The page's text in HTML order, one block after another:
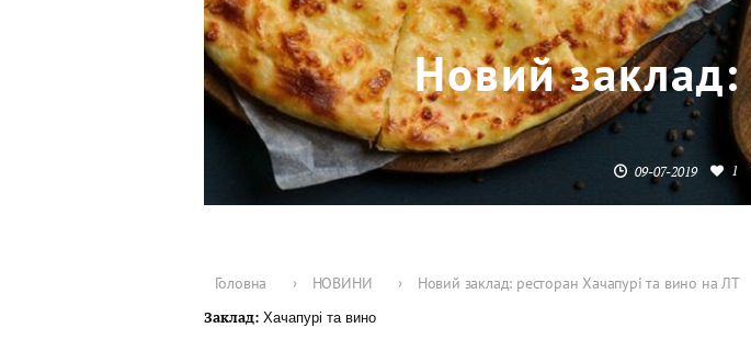
Новий заклад:
09-07-2019 1
Головна › НОВИНИ ›
Новий заклад: ресторан Хачапурі та вино на ЛТ
Заклад: Хачапурі та вино